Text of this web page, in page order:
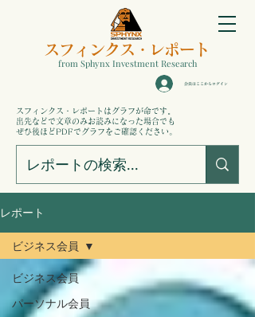
スフィンクス ・ レポート
from Sphynx Investment Research
会員はここからログイン
スフィンクス・レポートはグラフが命です 。
出先などで文章のみお読みになった場合でも
ぜひ後ほどPDFでグラフをご確認ください。
レポート
ビジネス会員
パーソナル会員
ビジネス会員